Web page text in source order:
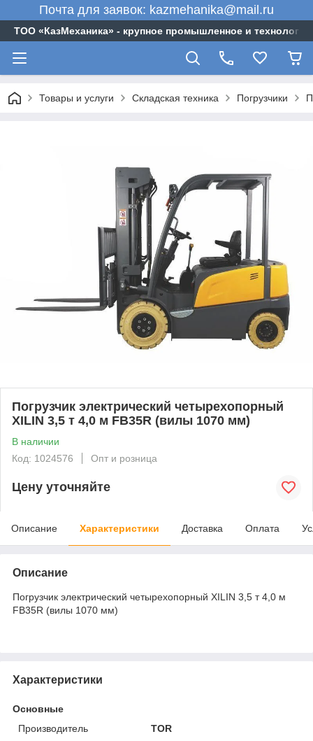
Почта для заявок: kazmehanika@mail.ru
ТОО «‎КазМеханика» - крупное промышленное и
Товары и услуги Складская техника Погрузчики
Погрузчик электрический четырехопорный
XILIN 3,5 т 4,0 м FB35R (вилы 1070 мм)
В наличии
Код: 1024576
Опт и розница
Цену уточняйте
Описание Характеристики Доставка Оплата
Описание
Погрузчик электрический четырехопорный XILIN 3,5 т 4,0 м
FB35R (вилы 1070 мм)
Характеристики
Основные
Производитель
TOR